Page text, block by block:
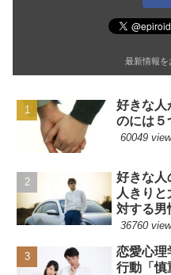
最新情報を
好きな人
のには５
60049
好きな人
人きり
対する男
36760
恋愛心理
行動「慎